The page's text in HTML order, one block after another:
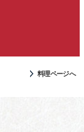
料理ページへ